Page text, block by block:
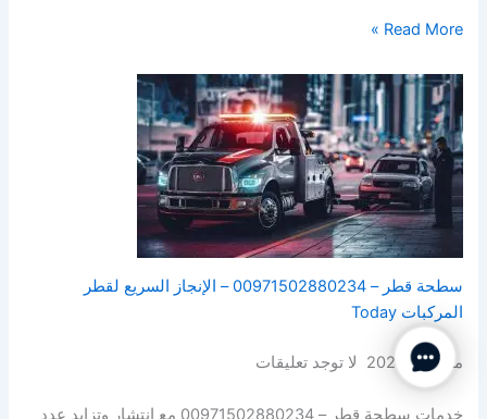
Read More »
سطحة قطر – 00971502880234 – الإنجاز السريع لقطر
المركبات Today
مايو 14, 2024 لا توجد تعليقات
خدمات سطحة قطر – 00971502880234 مع انتشار وتزايد عدد
Contact Us